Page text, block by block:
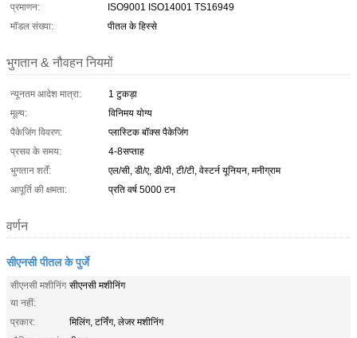
प्रमाणन:
ISO9001 ISO14001 TS16949
मॉडल संख्या:
पीतल के हिस्से
भुगतान & नौवहन नियमों
न्यूनतम आदेश मात्रा:
1 टुकड़ा
मूल्य:
विनिमय योग्य
पैकेजिंग विवरण:
प्लास्टिक बॉक्स पैकेजिंग
प्रसव के समय:
4-8सप्ताह
भुगतान शर्तें:
एल/सी, डी/ए, डी/पी, टी/टी, वेस्टर्न यूनियन, मनीग्राम
आपूर्ति की क्षमता:
प्रति वर्ष 5000 टन
वर्णन
सीएनसी पीतल के पुर्जे
सीएनसी मशीनिंग
या नहीं:
सीएनसी मशीनिंग
प्रकार:
मिलिंग, टर्निंग, लेजर मशीनिंग